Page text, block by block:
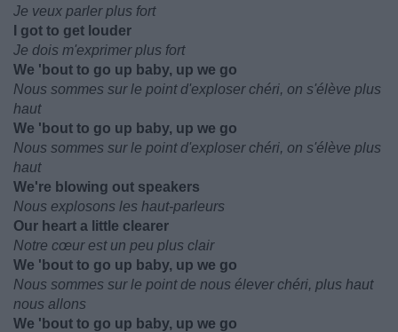
Je veux parler plus fort
I got to get louder
Je dois m'exprimer plus fort
We 'bout to go up baby, up we go
Nous sommes sur le point d'exploser chéri, on s'élève plus
haut
We 'bout to go up baby, up we go
Nous sommes sur le point d'exploser chéri, on s'élève plus
haut
We're blowing out speakers
Nous explosons les haut-parleurs
Our heart a little clearer
Notre cœur est un peu plus clair
We 'bout to go up baby, up we go
Nous sommes sur le point de nous élever chéri, plus haut
nous allons
We 'bout to go up baby, up we go